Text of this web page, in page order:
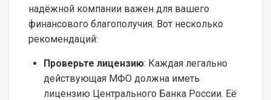
надёжной компании важен для вашего
финансового благополучия. Вот несколько
рекомендаций:
Проверьте лицензию: Каждая легально
действующая МФО должна иметь
лицензию Центрального Банка России. Её